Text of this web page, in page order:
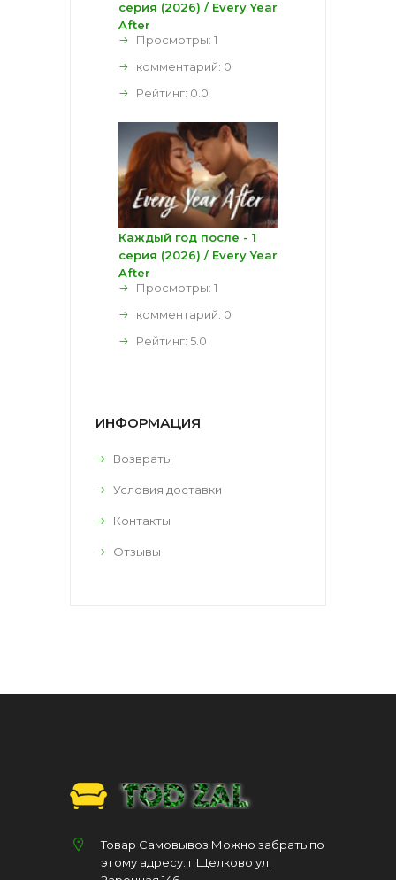
серия (2026) / Every Year
After
Просмотры: 1
комментарий: 0
Рейтинг: 0.0
Каждый год после - 1
серия (2026) / Every Year
After
Просмотры: 1
комментарий: 0
Рейтинг: 5.0
ИНФОРМАЦИЯ
Возвраты
Условия доставки
Контакты
Отзывы
Товар Самовывоз Можно забрать по
этому адресу. г Щелково ул.